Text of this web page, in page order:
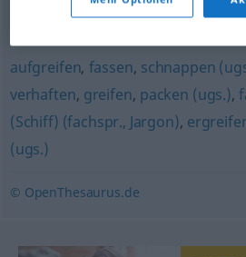
verhaften
aufgreifen, fassen, schnappen
verhaften, greifen, packen (ugs.),
(Schiff) (fachspr., Jargon),
(ugs.)
© OpenThesaurus.de